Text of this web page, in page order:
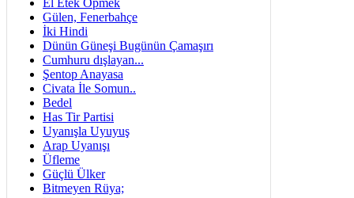
El Etek Öpmek
Gülen, Fenerbahçe
İki Hindi
Dünün Güneşi Bugünün Çamaşırı
Cumhuru dışlayan...
Şentop Anayasa
Civata İle Somun..
Bedel
Has Tir Partisi
Uyanışla Uyuyuş
Arap Uyanışı
Üfleme
Güçlü Ülker
Bitmeyen Rüya;